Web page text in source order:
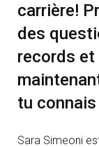
carrière!
des
records et
tu connais
Sara Simeoni